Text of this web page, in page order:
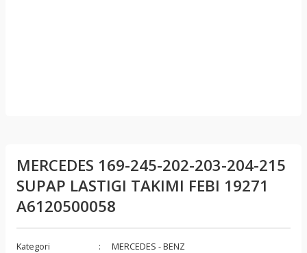
MERCEDES 169-245-202-203-204-215
SUPAP LASTIGI TAKIMI FEBI 19271
A6120500058
Kategori
MERCEDES - BENZ